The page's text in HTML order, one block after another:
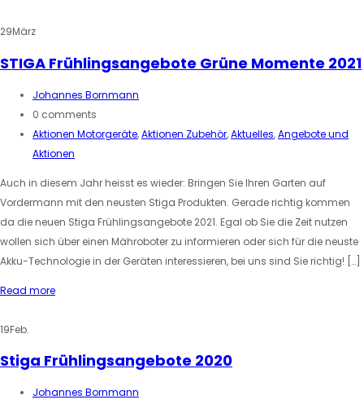
29März
STIGA Frühlingsangebote Grüne Momente 2021
Johannes Bornmann
0 comments
Aktionen Motorgeräte,Aktionen Zubehör,Aktuelles,Angebote und
Aktionen
Auch in diesem Jahr heisst es wieder: Bringen Sie Ihren Garten auf
Vordermann mit den neusten Stiga Produkten. Gerade richtig kommen
da die neuen Stiga Frühlingsangebote 2021. Egal ob Sie die Zeit nutzen
wollen sich über einen Mähroboter zu informieren oder sich für die neuste
Akku-Technologie in der Geräten interessieren, bei uns sind Sie richtig! […]
Read more
19Feb.
Stiga Frühlingsangebote 2020
Johannes Bornmann